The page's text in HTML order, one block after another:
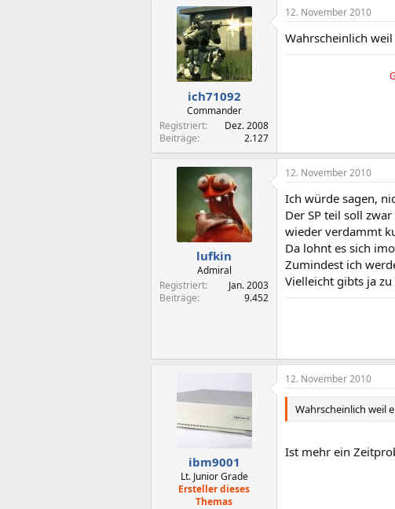
ich71092
Commander
Registriert
Dez. 2008
Beiträge
2.127
12. November 2010
Wahrscheinlich
lufkin
Admiral
Registriert
Jan. 2003
Beiträge
9.452
12. November 2010
Ich würde sagen,
Der SP teil soll
wieder verdammt
Da lohnt es sich
Zumindest ich
Vielleicht gibts ja
ibm9001
Lt. Junior Grade
Ersteller dieses
Themas
12. November 2010
Wahrscheinlich weil
Ist mehr ein